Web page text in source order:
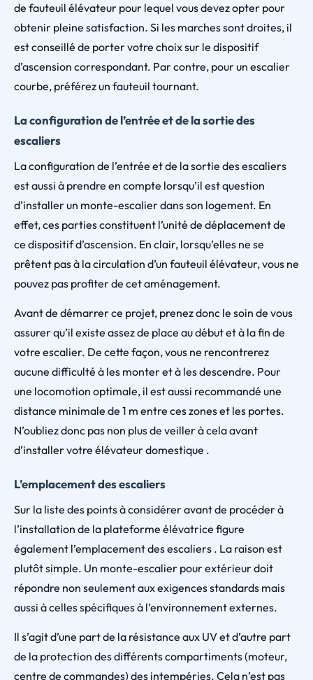
de fauteuil élévateur pour lequel vous devez opter pour
obtenir pleine satisfaction. Si les marches sont droites, il
est conseillé de porter votre choix sur le dispositif
d’ascension correspondant. Par contre, pour un escalier
courbe, préférez un fauteuil tournant.
La configuration de l’entrée et de la sortie des
escaliers
La configuration de l’entrée et de la sortie des escaliers
est aussi à prendre en compte lorsqu’il est question
d’installer un monte-escalier dans son logement. En
effet, ces parties constituent l’unité de déplacement de
ce dispositif d’ascension. En clair, lorsqu’elles ne se
prêtent pas à la circulation d’un fauteuil élévateur, vous ne
pouvez pas profiter de cet aménagement.
Avant de démarrer ce projet, prenez donc le soin de vous
assurer qu’il existe assez de place au début et à la fin de
votre escalier. De cette façon, vous ne rencontrerez
aucune difficulté à les monter et à les descendre. Pour
une locomotion optimale, il est aussi recommandé une
distance minimale de 1 m entre ces zones et les portes.
N’oubliez donc pas non plus de veiller à cela avant
d’installer votre élévateur domestique .
L’emplacement des escaliers
Sur la liste des points à considérer avant de procéder à
l’installation de la plateforme élévatrice figure
également l’emplacement des escaliers . La raison est
plutôt simple. Un monte-escalier pour extérieur doit
répondre non seulement aux exigences standards mais
aussi à celles spécifiques à l’environnement externes.
Il s’agit d’une part de la résistance aux UV et d’autre part
de la protection des différents compartiments (moteur,
centre de commandes) des intempéries. Cela n’est pas